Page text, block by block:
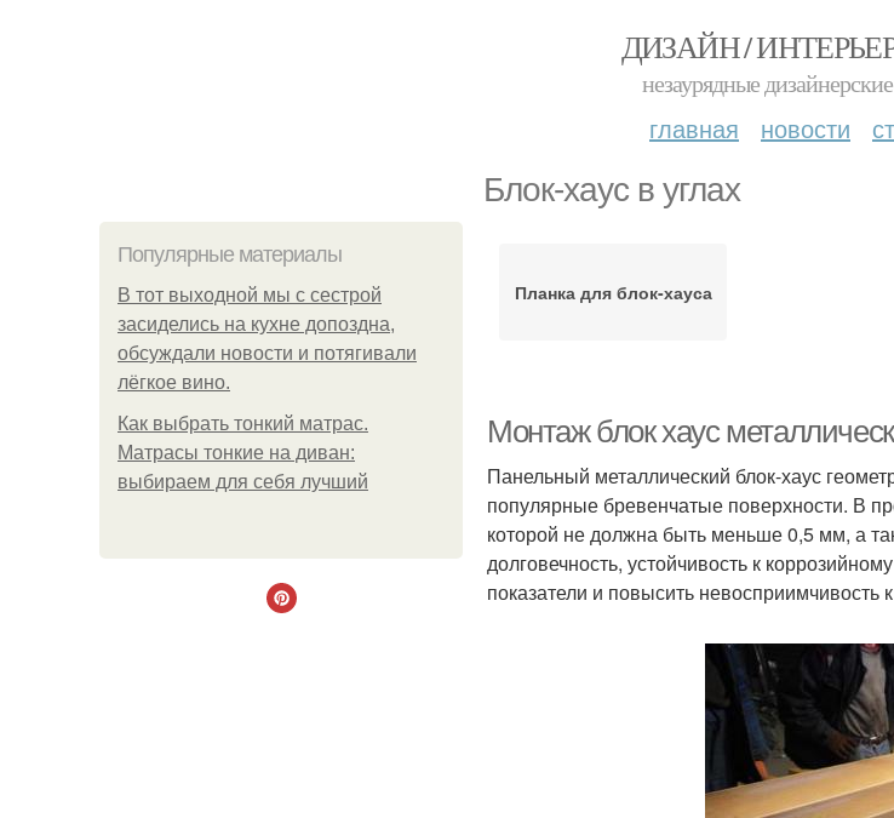
ДИЗАЙН /
незаурядные
главная новости
Блок-хаус в углах
Популярные материалы
В тот выходной мы с сестрой
засиделись на кухне допоздна,
обсуждали новости и потягивали
лёгкое вино.
Как выбрать тонкий матрас.
Матрасы тонкие на диван:
выбираем для себя лучший
Планка для блок-хауса
Монтаж блок хаус
Панельный металлический блок-хаус
популярные бревенчатые поверхности. В
которой не должна быть меньше 0,5 мм, а
долговечность, устойчивость к
показатели и повысить невосприимчивость